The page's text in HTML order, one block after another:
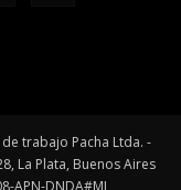
trabajo Pacha Ltda. -
La Plata, Buenos Aires
APN-DNDA#MJ